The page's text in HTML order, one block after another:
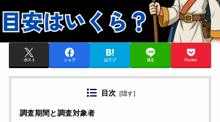
ポスト シェア はてブ 送る Pocket
目次 [隠す]
調査期間と調査対象者